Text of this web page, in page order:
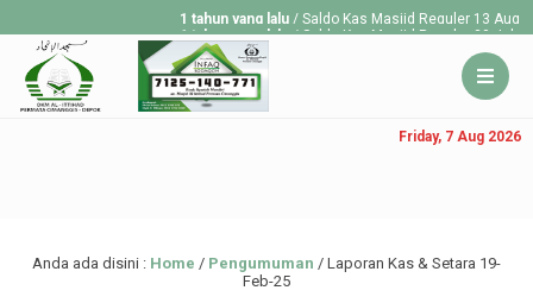
1 tahun yang lalu / Saldo Kas Masjid Reguler 13 Aug
1 tahun yang lalu/ Saldo Kas Masjid Reguler 30 July
1 tahun yang lalu
/ Saldo Kas Masjid Reguler 23 July
Friday, 7 Aug 2026
Anda ada disini : Home / Pengumuman / Laporan Kas & Setara 19-
Feb-25